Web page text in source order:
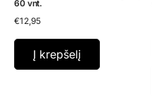
60 vnt.
€12,95
Į krepšelį